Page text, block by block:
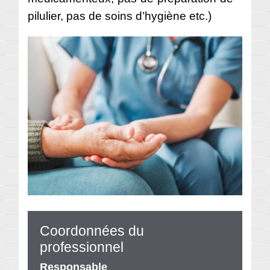
pilulier, pas de soins d’hygiène etc.)
Coordonnées du
professionnel
Responsable